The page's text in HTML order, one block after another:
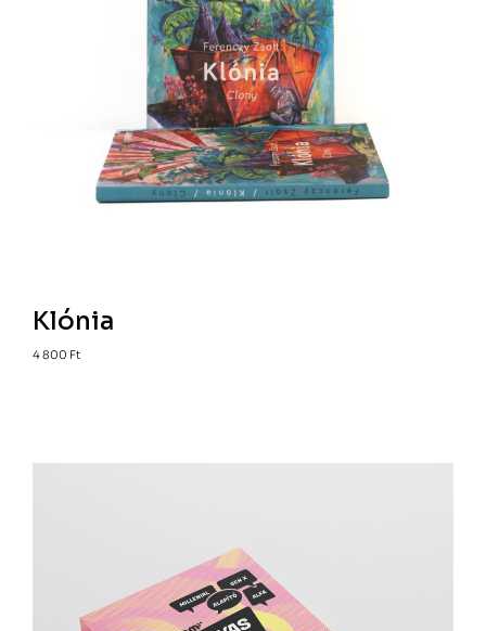
Klónia
4 800 Ft